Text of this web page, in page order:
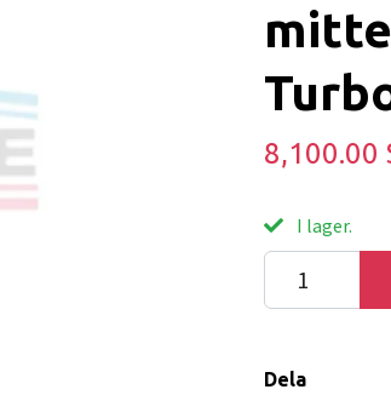
8,100.00
I lager.
Dela